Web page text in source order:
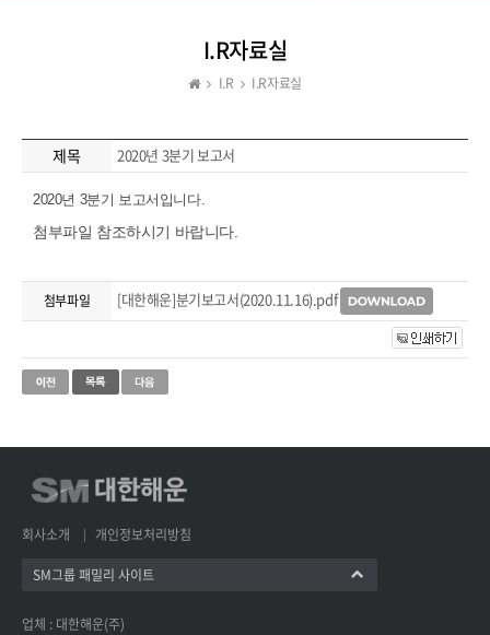
I.R자료실
I.R I.R자료실
제목 2020년 3분기 보고서
2020년 3분기 보고서입니다.
첨부파일 참조하시기 바랍니다.
첨부파일 [대한해운]분기보고서(2020.11.16).pdf
회사소개 개인정보처리방침
SM그룹 패밀리 사이트
업체 : 대한해운(주)